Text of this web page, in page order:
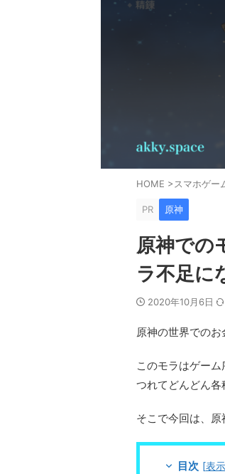
HOME >スマホゲー
PR 原神
原神での
ラ不足に
2020年10月6日
原神の世界でのお
このモラはゲー
つれてどんどん各
そこで今回は、原
目次 [表示